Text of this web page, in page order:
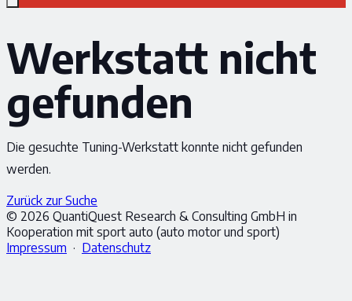
Werkstatt nicht
gefunden
Die gesuchte Tuning-Werkstatt konnte nicht gefunden
werden.
Zurück zur Suche
© 2026 QuantiQuest Research & Consulting GmbH in
Kooperation mit sport auto (auto motor und sport)
Impressum · Datenschutz